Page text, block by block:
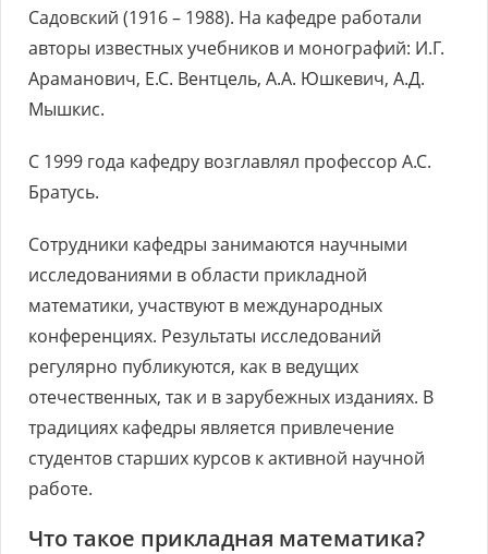
Садовский (1916 – 1988). На кафедре работали
авторы известных учебников и монографий: И.Г.
Араманович, Е.С. Вентцель, А.А. Юшкевич, А.Д.
Мышкис.
С 1999 года кафедру возглавлял профессор А.С.
Братусь.
Сотрудники кафедры занимаются научными
исследованиями в области прикладной
математики, участвуют в международных
конференциях. Результаты исследований
регулярно публикуются, как в ведущих
отечественных, так и в зарубежных изданиях. В
традициях кафедры является привлечение
студентов старших курсов к активной научной
работе.
Что такое прикладная математика?